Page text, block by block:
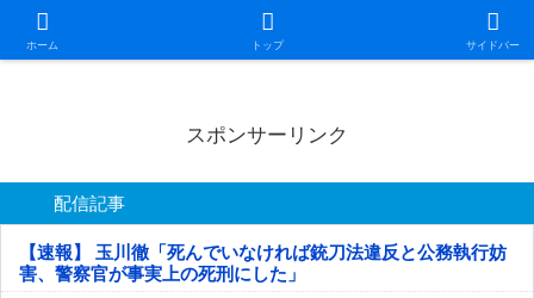
ホーム トップ サイドバー
日本第一！ニュース録
スポンサーリンク
配信記事
【速報】 玉川徹「死んでいなければ銃刀法違反と公務執行妨
害、警察官が事実上の死刑にした」